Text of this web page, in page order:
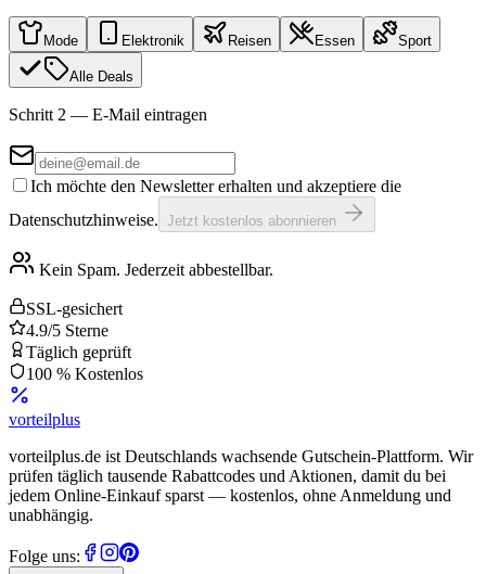
Mode Elektronik Reisen Essen Sport
Alle Deals
Schritt 2 — E-Mail eintragen
Ich möchte den Newsletter erhalten und akzeptiere die
Datenschutzhinweise. Jetzt kostenlos abonnieren
Kein Spam. Jederzeit abbestellbar.
SSL-gesichert
4.9/5 Sterne
Täglich geprüft
100 % Kostenlos
vorteilplus
vorteilplus.de ist Deutschlands wachsende Gutschein-Plattform. Wir
prüfen täglich tausende Rabattcodes und Aktionen, damit du bei
jedem Online-Einkauf sparst — kostenlos, ohne Anmeldung und
unabhängig.
Folge uns: